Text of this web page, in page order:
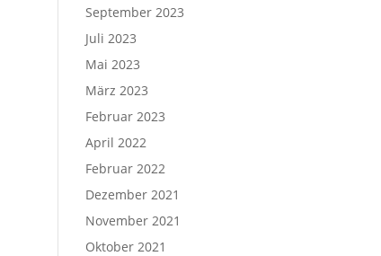
September 2023
Juli 2023
Mai 2023
März 2023
Februar 2023
April 2022
Februar 2022
Dezember 2021
November 2021
Oktober 2021